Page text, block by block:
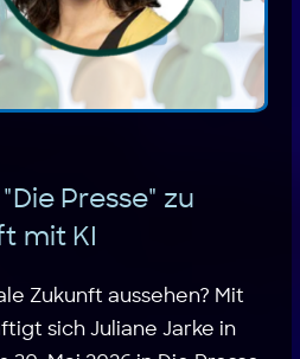
Presse" zu
mit KI
Zukunft aussehen? Mit
sich Juliane Jarke in